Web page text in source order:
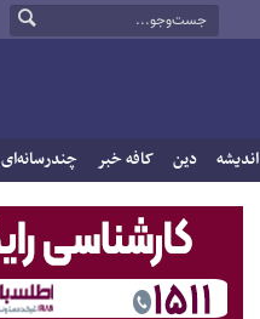
اندیشه دین کافه خبر چندرسانه‌ای